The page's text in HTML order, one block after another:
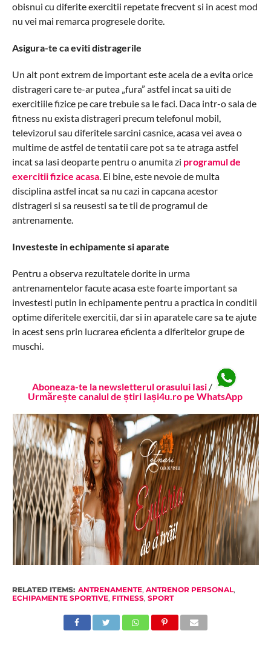
obisnui cu diferite exercitii repetate frecvent si in acest mod
nu vei mai remarca progresele dorite.
Asigura-te ca eviti distragerile
Un alt pont extrem de important este acela de a evita orice
distrageri care te-ar putea „fura” astfel incat sa uiti de
exercitiile fizice pe care trebuie sa le faci. Daca intr-o sala de
fitness nu exista distrageri precum telefonul mobil,
televizorul sau diferitele sarcini casnice, acasa vei avea o
multime de astfel de tentatii care pot sa te atraga astfel
incat sa lasi deoparte pentru o anumita zi programul de
exercitii fizice acasa. Ei bine, este nevoie de multa
disciplina astfel incat sa nu cazi in capcana acestor
distrageri si sa reusesti sa te tii de programul de
antrenamente.
Investeste in echipamente si aparate
Pentru a observa rezultatele dorite in urma
antrenamentelor facute acasa este foarte important sa
investesti putin in echipamente pentru a practica in conditii
optime diferitele exercitii, dar si in aparatele care sa te ajute
in acest sens prin lucrarea eficienta a diferitelor grupe de
muschi.
Aboneaza-te la newsletterul orasului Iasi /
Urmărește canalul de știri Iași4u.ro pe WhatsApp
RELATED ITEMS: ANTRENAMENTE, ANTRENOR PERSONAL,
ECHIPAMENTE SPORTIVE, FITNESS, SPORT